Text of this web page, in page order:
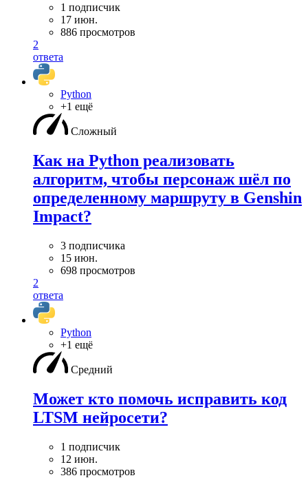
1 подписчик
17 июн.
886 просмотров
2
ответа
Python
+1 ещё
Сложный
Как на Python реализовать
алгоритм, чтобы персонаж шёл по
определенному маршруту в Genshin
Impact?
3 подписчика
15 июн.
698 просмотров
2
ответа
Python
+1 ещё
Средний
Может кто помочь исправить код
LTSM нейросети?
1 подписчик
12 июн.
386 просмотров